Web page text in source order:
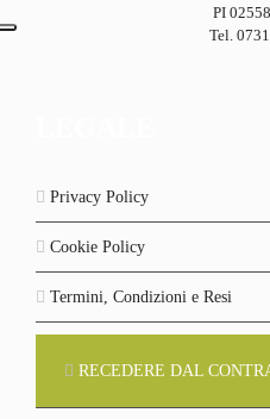
PI
Tel.
Privacy Policy
Cookie Policy
Termini, Condizioni e Resi
RECEDERE DAL